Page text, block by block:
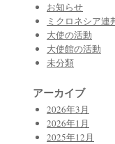
お知らせ
ミクロネシア連
大使の活動
大使館の活動
未分類
アーカイブ
2026年3月
2026年1月
2025年12月